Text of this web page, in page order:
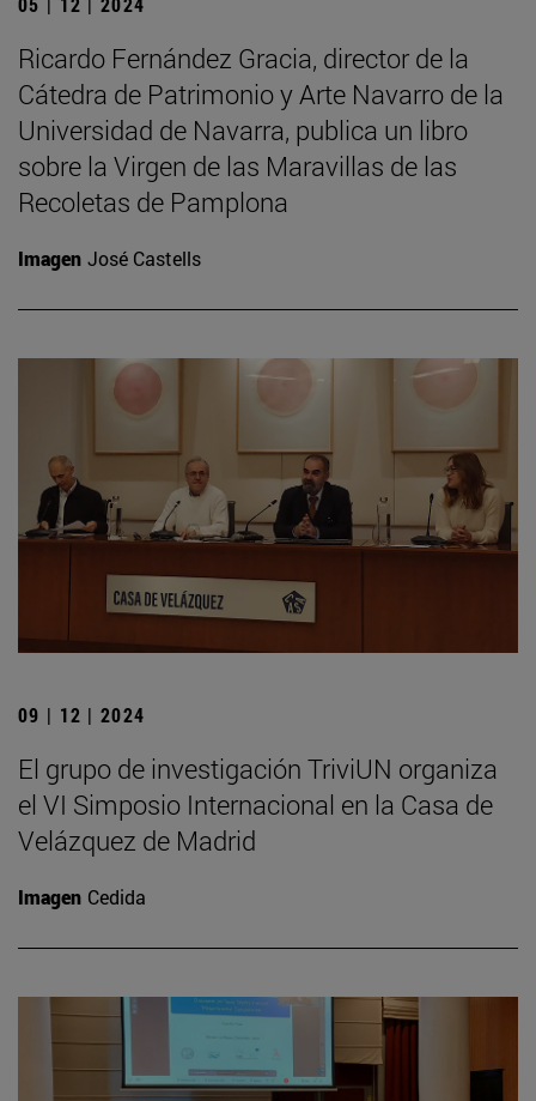
Ricardo Fernández Gracia, director de la
Cátedra de Patrimonio y Arte Navarro de la
Universidad de Navarra, publica un libro
sobre la Virgen de las Maravillas de las
Recoletas de Pamplona
Imagen José Castells
09 | 12 | 2024
El grupo de investigación TriviUN organiza
el VI Simposio Internacional en la Casa de
Velázquez de Madrid
Imagen Cedida